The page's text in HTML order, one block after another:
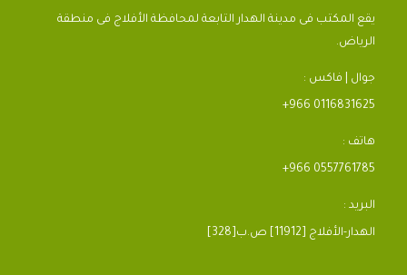
يقع المكتب فى مدينة الهدار التابعة لمحافظة الأفلاج فى منطقة
الرياض.
جوال | فاكس :
+966 0116831625
هاتف :
+966 0557761785
البريد :
[328]الهدار-الأفلاج [11912] ص.ب